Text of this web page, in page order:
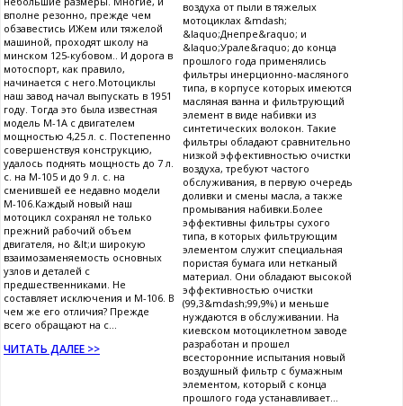
вполне резонно, прежде чем
обзавестись ИЖем или тяжелой
машиной, проходят школу на
минском 125-кубовом.. И дорога в
мотоспорт, как правило,
начинается с него.Мотоциклы
наш завод начал выпускать в 1951
году. Тогда это была известная
модель М-1А с двигателем
мощностью 4,25 л. с. Постепенно
совершенствуя конструкцию,
удалось поднять мощность до 7 л.
с. на М-105 и до 9 л. с. на
сменившей ее недавно модели
М-106.Каждый новый наш
мотоцикл сохранял не только
прежний рабочий объем
двигателя, но &lt;и широкую
взаимозаменяемость основных
узлов и деталей с
предшественниками. Не
составляет исключения и М-106. В
чем же его отличия? Прежде
всего обращают на с...
ЧИТАТЬ ДАЛЕЕ >>
воздуха от пыли в тяжелых
мотоциклах &mdash;
&laquo;Днепре&raquo; и
&laquo;Урале&raquo; до конца
прошлого года применялись
фильтры инерционно-масляного
типа, в корпусе которых имеются
масляная ванна и фильтрующий
элемент в виде набивки из
синтетических волокон. Такие
фильтры обладают сравнительно
низкой эффективностью очистки
воздуха, требуют частого
обслуживания, в первую очередь
доливки и смены масла, а также
промывания набивки.Более
эффективны фильтры сухого
типа, в которых фильтрующим
элементом служит специальная
пористая бумага или нетканый
материал. Они обладают высокой
эффективностью очистки
(99,3&mdash;99,9%) и меньше
нуждаются в обслуживании. На
киевском мотоциклетном заводе
разработан и прошел
всесторонние испытания новый
воздушный фильтр с бумажным
элементом, который с конца
прошлого года устанавливает...